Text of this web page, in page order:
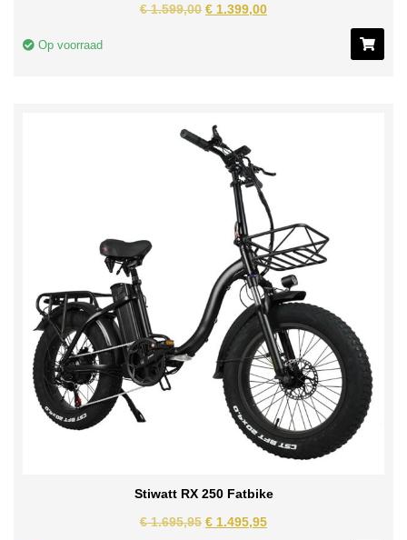
€1.599,00 € 1.399,00
Op voorraad
Stiwatt RX 250 Fatbike
€1.695,95 € 1.495,95